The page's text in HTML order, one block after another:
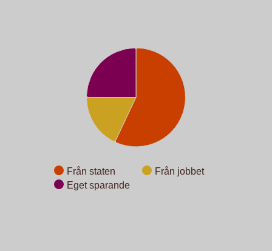
Från staten
Från jobbet
Eget sparande